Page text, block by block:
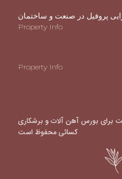
پروفیل در صنعت و ساختمان
Property Info
Property Info
برای بورس آهن آلات و برشکاری
کسائی محفوظ است